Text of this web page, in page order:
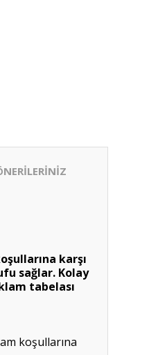
karşı
sağlar. Kolay
tabelası
koşullarına